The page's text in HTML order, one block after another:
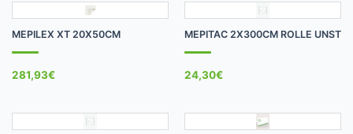
MEPILEX XT 20X50CM
281,93€
MEPITAC 2X300CM ROLLE UNST
24,30€